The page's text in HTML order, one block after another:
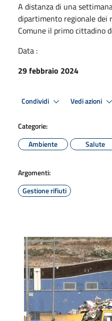
A distanza di una
dipartimento regionale dei
Comune il primo cittadino
Data :
29 febbraio 2024
Condividi Vedi azioni
Categorie:
Ambiente
Salute
Argomenti:
Gestione rifiuti